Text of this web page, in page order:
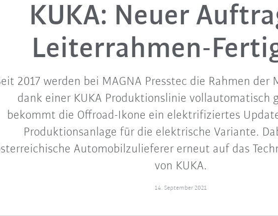
KUKA: Neuer
Leiterrahmen-
2017 werden bei MAGNA Presstec die Rahmen der
dank einer KUKA Produktionslinie vollautomatisch
bekommt die Offroad-Ikone ein elektrifiziertes
Produktionsanlage für die elektrische Variante.
Automobilzulieferer erneut auf das
von KUKA.
14. September 2021